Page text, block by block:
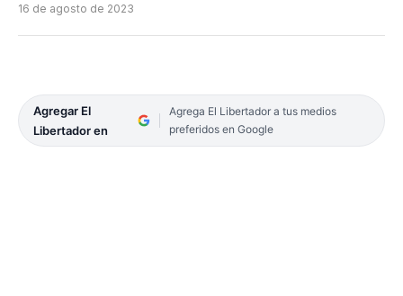
16 de agosto de 2023
Agregar El
Libertador en
Agrega El Libertador a tus medios
preferidos en Google